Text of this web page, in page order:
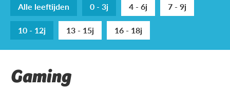
Alle leeftijden 0 - 3j 4 - 6j
7 - 9j
10 - 12j
13 - 15j 16 - 18j
Gaming